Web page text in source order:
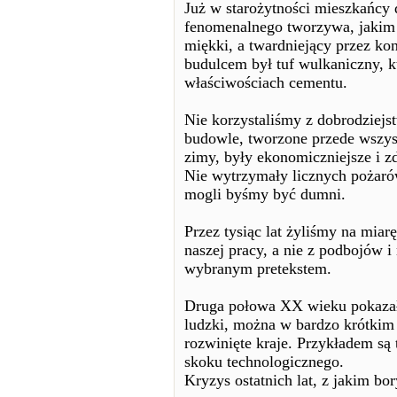
Już w starożytności
fenomenalnego tworzywa,
miękki, a twardniejący przez
budulcem był tuf wulkaniczny,
właściwościach cementu.
Nie korzystaliśmy z
budowle, tworzone przede
zimy, były ekonomiczniejsze i
Nie wytrzymały licznych
mogli byśmy być dumni.
Przez tysiąc lat żyliśmy na
naszej pracy, a nie z podbojów
wybranym pretekstem.
Druga połowa XX wieku
ludzki, można w bardzo
rozwinięte kraje. Przykładem
skoku technologicznego.
Kryzys ostatnich lat, z jakim